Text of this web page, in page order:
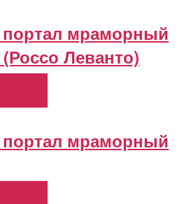
мраморный
Леванто)
мраморный